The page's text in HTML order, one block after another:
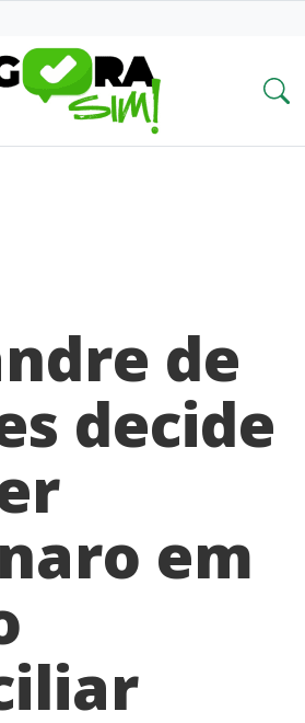
de
decide
em